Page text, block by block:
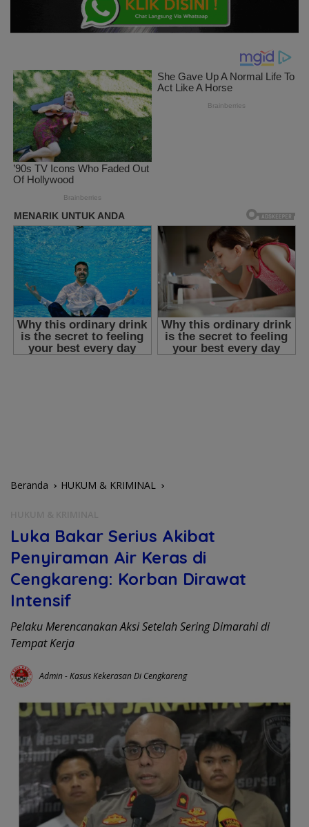
Beranda HUKUM & KRIMINAL
Luka Bakar Serius Akibat
Penyiraman Air Keras di
Cengkareng: Korban Dirawat
Intensif
Pelaku Merencanakan Aksi Setelah Sering Dimarahi di
Tempat Kerja
Admin-Kasus Kekerasan Di Cengkareng